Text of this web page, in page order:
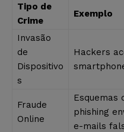
Tipo de
Crime
Exemplo
Invasão
de
Dispositivo
s
Hackers
Fraude
Online
Esquemas
phishing
e-mails